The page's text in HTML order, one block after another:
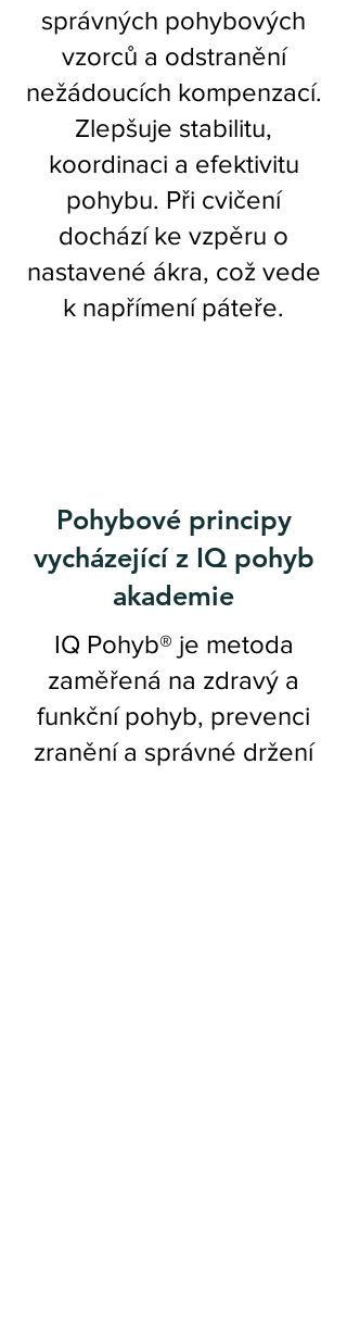
správných pohybových
vzorců a odstranění
nežádoucích kompenzací.
Zlepšuje stabilitu,
koordinaci a efektivitu
pohybu. Při cvičení
dochází ke vzpěru o
nastavené ákra, což vede
k napřímení páteře.
Pohybové principy
vycházející z IQ pohyb
akademie
IQ Pohyb® je metoda
zaměřená na zdravý a
funkční pohyb, prevenci
zranění a správné držení